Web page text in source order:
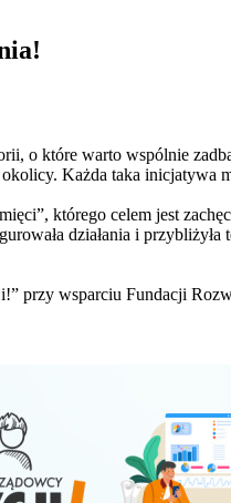
o które warto wspólnie
Każda taka inicjatywa
którego celem jest
działania i
przy wsparciu Fundacji